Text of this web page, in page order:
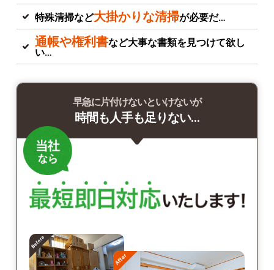
特殊清掃など大掛かりな清掃が必要だ…
通帳や権利書など大事な書類を見つけて欲し
い…
早急に片付けないといけないが
時間も人手も足りない…